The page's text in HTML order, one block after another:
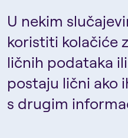
U nekim
koristiti kolačiće
ličnih podataka
postaju lični ako
s drugim